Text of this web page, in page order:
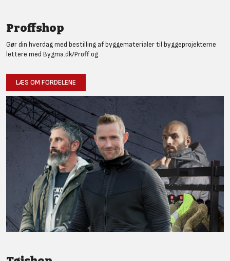
Proffshop
Gør din hverdag med bestilling af byggematerialer til byggeprojekterne
lettere med Bygma.dk/Proff og
LÆS OM FORDELENE